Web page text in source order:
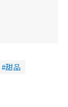
甜品